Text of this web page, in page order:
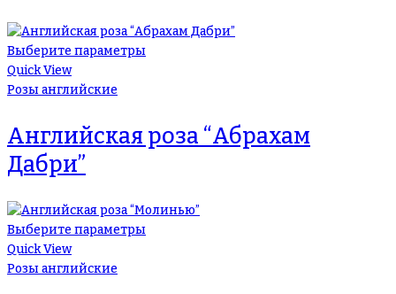
Выберите параметры
Quick View
Розы английские
Английская роза “Абрахам
Дабри”
Выберите параметры
Quick View
Розы английские